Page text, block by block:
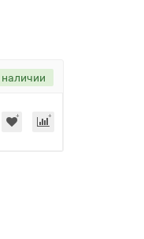
наличии